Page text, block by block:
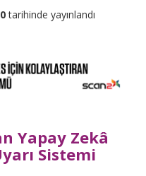
tarihinde yayınlandı
Yapay Zekâ
Sistemi